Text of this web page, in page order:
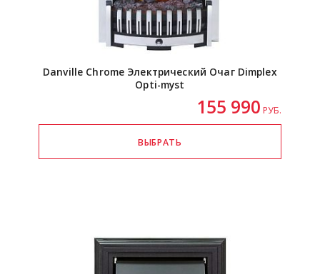
Danville Chrome Электрический Очаг Dimplex
Opti-myst
155 990 РУБ.